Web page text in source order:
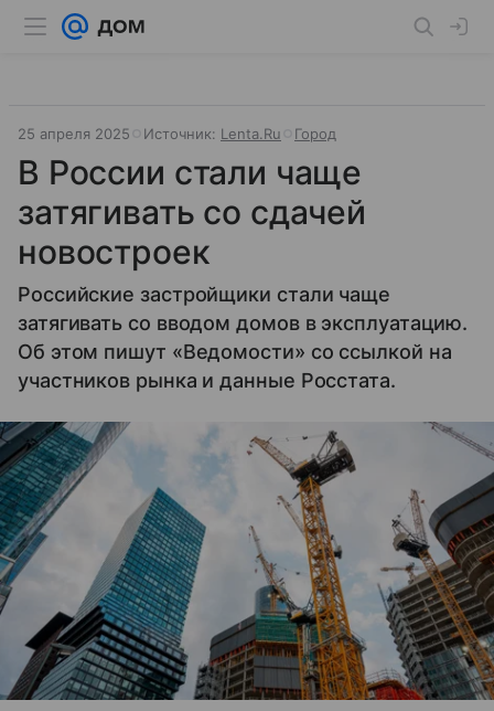
25 апреля 2025 Источник: Lenta.Ru Город
В России стали чаще
затягивать со сдачей
новостроек
Российские застройщики стали чаще
затягивать со вводом домов в эксплуатацию.
Об этом пишут «Ведомости» со ссылкой на
участников рынка и данные Росстата.